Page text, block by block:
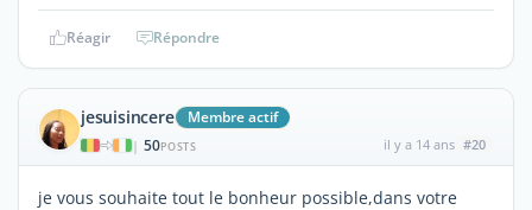
Réagir Répondre
jesuisincere Membre actif
| 50POSTS il y a 14 ans #20
je vous souhaite tout le bonheur possible,dans votre